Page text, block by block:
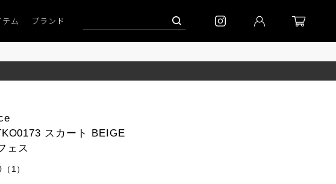
ポイントキャンペーン」 予約│「エッグジャケット GREY」
テム ブランド
スカート BEIGE
ェス
1）